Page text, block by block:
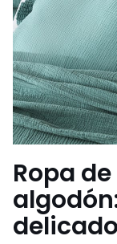
Ropa
delicado